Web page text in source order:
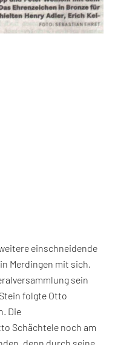
einschneidende
Merdingen mit sich.
sein
folgte Otto
Die
Schächtele noch am
denn durch seine